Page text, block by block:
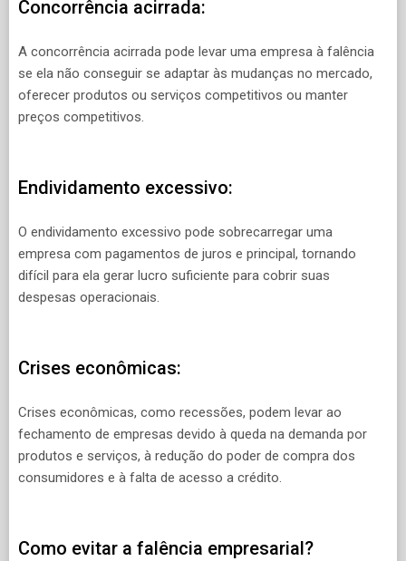
Concorrência acirrada:
A concorrência acirrada pode levar uma empresa à falência
se ela não conseguir se adaptar às mudanças no mercado,
oferecer produtos ou serviços competitivos ou manter
preços competitivos.
Endividamento excessivo:
O endividamento excessivo pode sobrecarregar uma
empresa com pagamentos de juros e principal, tornando
difícil para ela gerar lucro suficiente para cobrir suas
despesas operacionais.
Crises econômicas:
Crises econômicas, como recessões, podem levar ao
fechamento de empresas devido à queda na demanda por
produtos e serviços, à redução do poder de compra dos
consumidores e à falta de acesso a crédito.
Como evitar a falência empresarial?